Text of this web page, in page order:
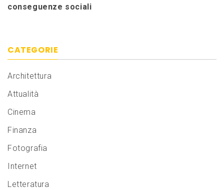
conseguenze sociali
CATEGORIE
Architettura
Attualità
Cinema
Finanza
Fotografia
Internet
Letteratura